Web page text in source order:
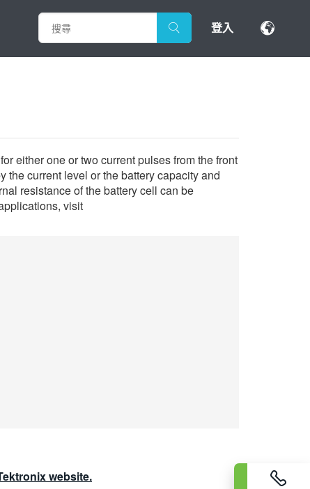
登入
either one or two current pulses from the front
current level or the battery capacity and
resistance of the battery cell can be
visit
website.